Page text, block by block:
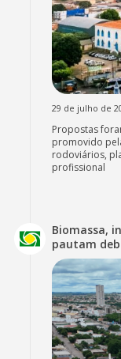
29 de julho de
Propostas
promovido
rodoviários,
profissional
Biomassa,
pautam